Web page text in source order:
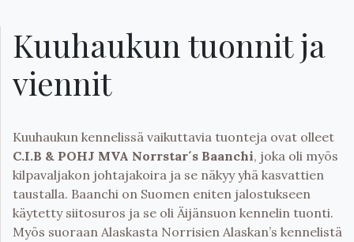
Kuuhaukun tuonnit ja
viennit
Kuuhaukun kennelissä vaikuttavia tuonteja ovat olleet
C.I.B & POHJ MVA Norrstar´s Baanchi, joka oli myös
kilpavaljakon johtajakoira ja se näkyy yhä kasvattien
taustalla. Baanchi on Suomen eniten jalostukseen
käytetty siitosuros ja se oli Äijänsuon kennelin tuonti.
Myös suoraan Alaskasta Norrisien Alaskan’s kennelistä